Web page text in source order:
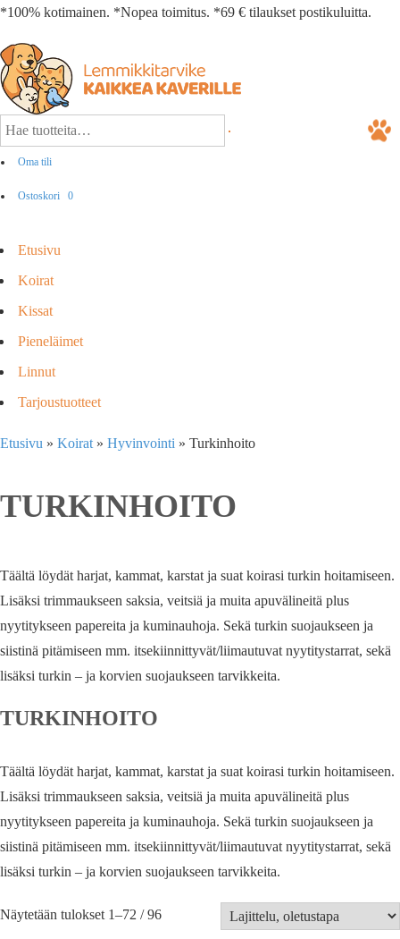
*100% kotimainen. *Nopea toimitus. *69 € tilaukset postikuluitta.
Oma tili
Ostoskori 0
Etusivu
Koirat
Kissat
Pieneläimet
Linnut
Tarjoustuotteet
Etusivu » Koirat » Hyvinvointi » Turkinhoito
TURKINHOITO
Täältä löydät harjat, kammat, karstat ja suat koirasi turkin hoitamiseen.
Lisäksi trimmaukseen saksia, veitsiä ja muita apuvälineitä plus
nyytitykseen papereita ja kuminauhoja. Sekä turkin suojaukseen ja
siistinä pitämiseen mm. itsekiinnittyvät/liimautuvat nyytitystarrat, sekä
lisäksi turkin – ja korvien suojaukseen tarvikkeita.
TURKINHOITO
Täältä löydät harjat, kammat, karstat ja suat koirasi turkin hoitamiseen.
Lisäksi trimmaukseen saksia, veitsiä ja muita apuvälineitä plus
nyytitykseen papereita ja kuminauhoja. Sekä turkin suojaukseen ja
siistinä pitämiseen mm. itsekiinnittyvät/liimautuvat nyytitystarrat, sekä
lisäksi turkin – ja korvien suojaukseen tarvikkeita.
Näytetään tulokset 1–72 / 96